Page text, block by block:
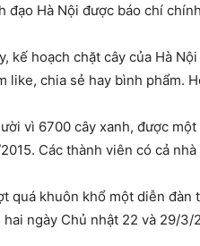
đạo Hà Nội được báo chí
kế hoạch chặt cây của Hà
like, chia sẻ hay bình phẩm.
vì 6700 cây xanh, được
Các thành viên có cả
quá khuôn khổ một diễn
ngày Chủ nhật 22 và 29/3/